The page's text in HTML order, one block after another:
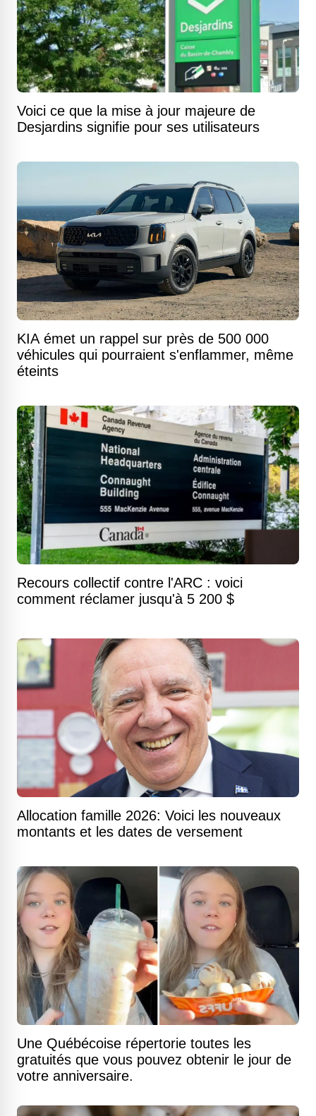
Voici ce que la mise à jour majeure de
Desjardins signifie pour ses utilisateurs
KIA émet un rappel sur près de 500 000
véhicules qui pourraient s'enflammer, même
éteints
Recours collectif contre l'ARC : voici
comment réclamer jusqu'à 5 200 $
Allocation famille 2026: Voici les nouveaux
montants et les dates de versement
Une Québécoise répertorie toutes les
gratuités que vous pouvez obtenir le jour de
votre anniversaire.